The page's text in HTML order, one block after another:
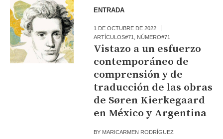
ENTRADA
1 DE OCTUBRE DE 2022
ARTÍCULOS#71
NÚMERO#71
Vistazo a un esfuerzo
contemporáneo de
comprensión y de
traducción de las obras
de Søren Kierkegaard
en México y Argentina
BY MARICARMEN RODRÍGUEZ